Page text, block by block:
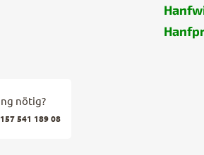
nötig?
541 189 08